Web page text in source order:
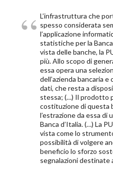
CitazioneL’infrastruttura che
spesso considerata
l’applicazione
statistiche per la
vista delle banche, la
più. Allo scopo di
essa opera una
dell’azienda bancaria e
dati, che resta a
stessa; (…) Il prodotto
costituzione di questa
l’estrazione da essa di
Banca d’Italia. (…) La
vista come lo
possibilità di volgere
beneficio lo sforzo
segnalazioni destinate